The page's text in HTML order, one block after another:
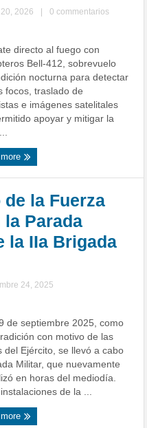
2026
0 commentarios
directo al fuego con
Bell-412, sobrevuelo
nocturna para detectar
focos, traslado de
e imágenes satelitales
apoyar y mitigar la
la Fuerza
la Parada
la IIa Brigada
24, 2025
de septiembre 2025, como
con motivo de las
del Ejército, se llevó a cabo
Militar, que nuevamente
en horas del mediodía.
de la ...